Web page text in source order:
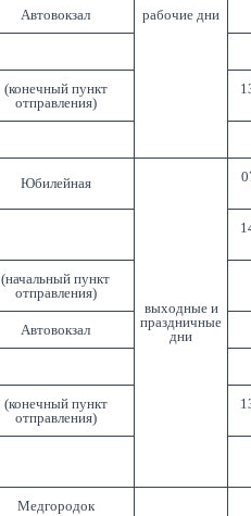
рабочие дни
Автовокзал
(конечный пункт
отправления)
Юбилейная
выходные и
праздничные
дни
(начальный пункт
отправления)
Автовокзал
(конечный пункт
отправления)
Медгородок